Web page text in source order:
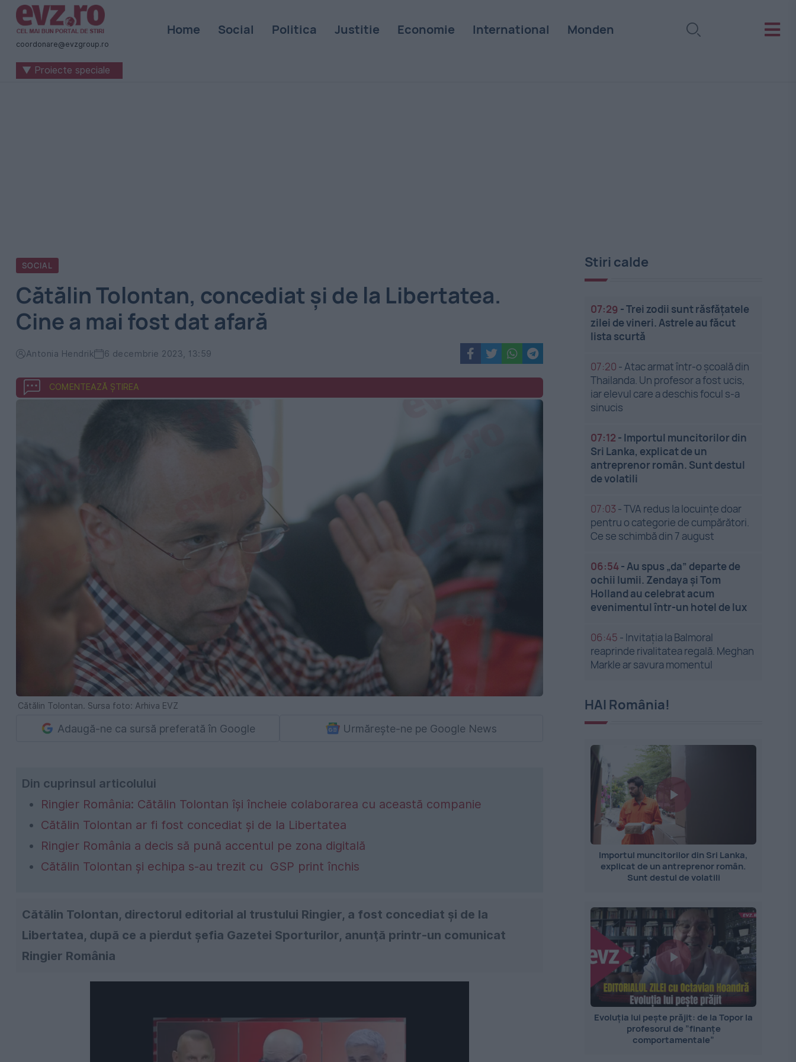
Știri
naționale
internaționale
coordonare@evzgroup.ro
Home Social Politica Justitie Economie International Monden
▼ Proiecte speciale
SOCIAL
Cătălin Tolontan, concediat și de la Libertatea.
Cine a mai fost dat afară
Antonia Hendrik 6 decembrie 2023, 13:59
COMENTEAZĂ ȘTIREA
Cătălin Tolontan. Sursa foto: Arhiva EVZ
Adaugă-ne ca sursă preferată în Google Urmărește-ne pe Google News
Din cuprinsul articolului
Ringier România: Cătălin Tolontan îşi încheie colaborarea cu această companie
Cătălin Tolontan ar fi fost concediat și de la Libertatea
Ringier România a decis să pună accentul pe zona digitală
Cătălin Tolontan şi echipa s-au trezit cu GSP print închis
Cătălin Tolontan, directorul editorial al trustului Ringier, a fost concediat și de la
Libertatea, după ce a pierdut șefia Gazetei Sporturilor, anunţă printr-un comunicat
Ringier România
Stiri calde
07:29 -Trei zodii sunt răsfățatele
zilei de vineri. Astrele au făcut
lista scurtă
07:20 -Atac armat într-o școală din
Thailanda. Un profesor a fost ucis,
iar elevul care a deschis focul s-a
sinucis
07:12 - Importul muncitorilor din
Sri Lanka, explicat de un
antreprenor român. Sunt destul
de volatili
07:03 -TVA redus la locuințe doar
pentru o categorie de cumpărători.
Ce se schimbă din 7 august
06:54-Au spus „da” departe de
ochii lumii. Zendaya și Tom
Holland au celebrat acum
evenimentul într-un hotel de lux
06:45 - Invitația la Balmoral
reaprinde rivalitatea regală. Meghan
Markle ar savura momentul
HAI România!
Importul muncitorilor din Sri Lanka,
explicat de un antreprenor român.
Sunt destul de volatili
Evoluția lui pește prăjit: de la Topor la
profesorul de ”finanțe
comportamentale”